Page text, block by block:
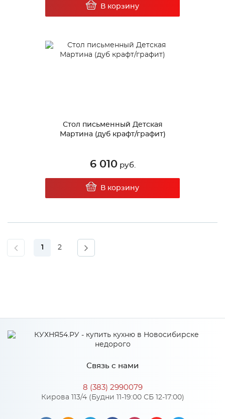
В корзину
Стол письменный Детская
Мартина (дуб крафт/графит)
6 010руб.
В корзину
1 2
Связь с нами
8 (383) 2990079
Кирова 113/4 (Будни 11-19:00 СБ 12-17:00)